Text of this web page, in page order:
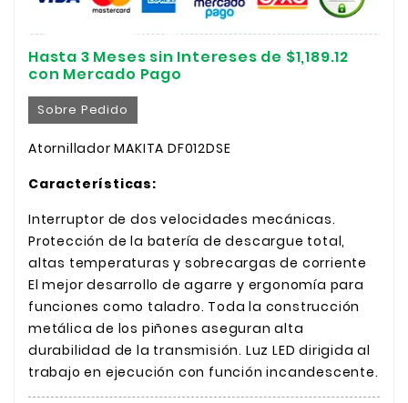
Hasta 3 Meses sin Intereses de $1,189.12
con Mercado Pago
Sobre Pedido
Atornillador MAKITA DF012DSE
Características:
Interruptor de dos velocidades mecánicas.
Protección de la batería de descargue total,
altas temperaturas y sobrecargas de corriente
El mejor desarrollo de agarre y ergonomía para
funciones como taladro. Toda la construcción
metálica de los piñones aseguran alta
durabilidad de la transmisión. Luz LED dirigida al
trabajo en ejecución con función incandescente.